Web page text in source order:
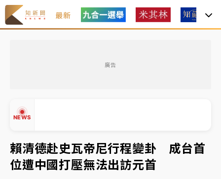
最新
廣告
NEWS
中信慈善基金會想增加董事人數！辜仲諒向法院聲請遭
駁 理由曝光
故宮《龍藏經》特展第2檔！今線上預約開賣一度塞車
周六起展出延長至晚上7時
台東農業處長涉圖利渡假村！東檢抗告成功 今重開羈
賴清德赴史瓦帝尼行程變卦 成台首
位遭中國打壓無法出訪元首